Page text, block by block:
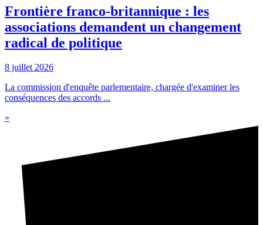
Frontière franco-britannique : les
associations demandent un changement
radical de politique
8 juillet 2026
La commission d'enquête parlementaire, chargée d'examiner les
conséquences des accords ...
»